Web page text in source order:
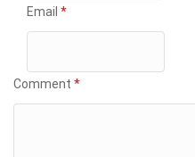
Email *
Comment *